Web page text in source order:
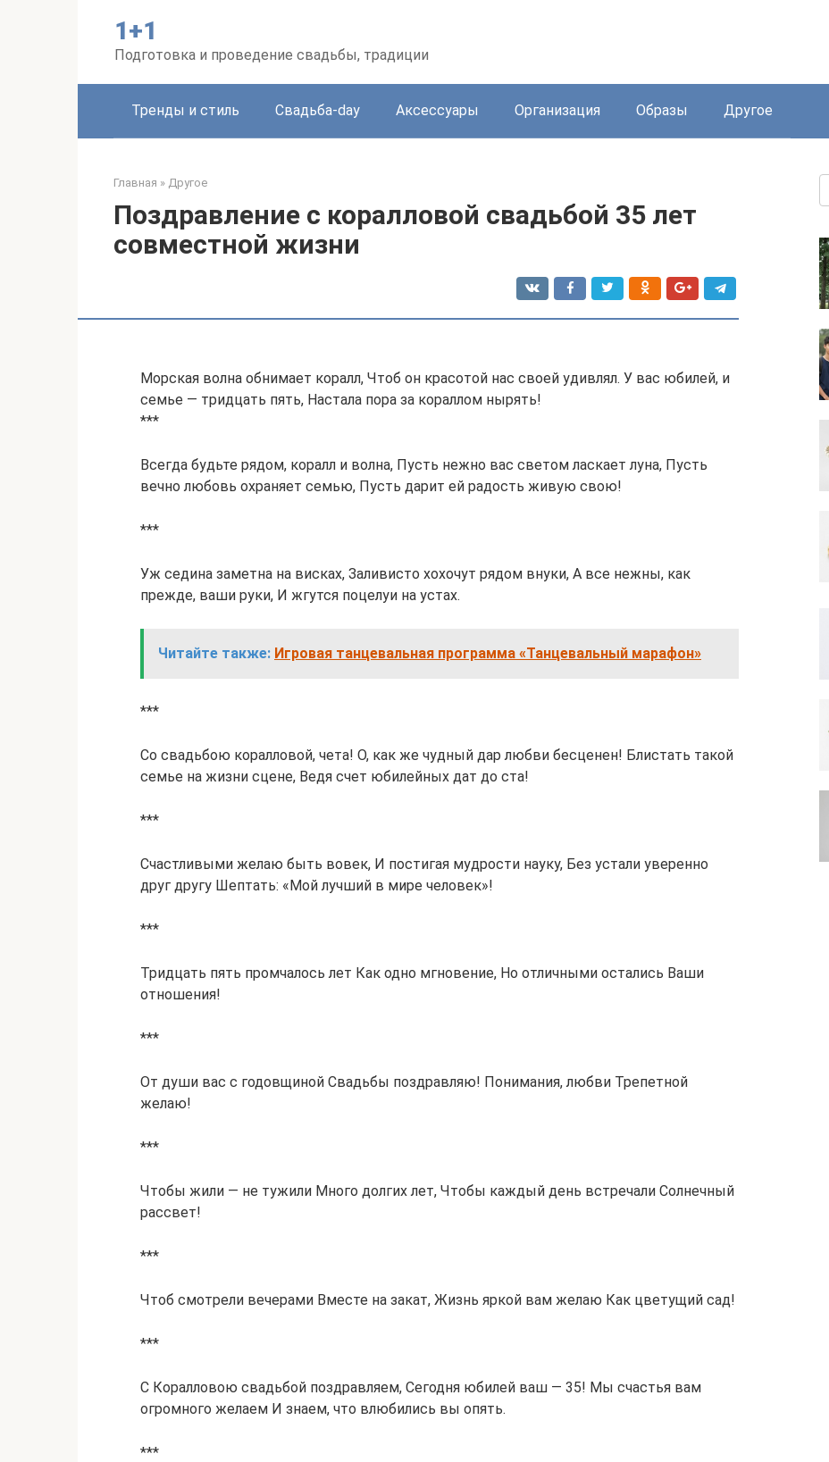
1+1
Подготовка и проведение свадьбы, традиции
Тренды и стиль Свадьба-day Аксессуары Организация Образы Другое
Главная » Другое
Поздравление с коралловой свадьбой 35 лет
совместной жизни
Морская волна обнимает коралл, Чтоб он красотой нас своей удивлял. У вас юбилей, и
семье — тридцать пять, Настала пора за кораллом нырять!
***
Всегда будьте рядом, коралл и волна, Пусть нежно вас светом ласкает луна, Пусть
вечно любовь охраняет семью, Пусть дарит ей радость живую свою!
***
Уж седина заметна на висках, Заливисто хохочут рядом внуки, А все нежны, как
прежде, ваши руки, И жгутся поцелуи на устах.
Читайте также: Игровая танцевальная программа «Танцевальный марафон»
***
Со свадьбою коралловой, чета! О, как же чудный дар любви бесценен! Блистать такой
семье на жизни сцене, Ведя счет юбилейных дат до ста!
***
Счастливыми желаю быть вовек, И постигая мудрости науку, Без устали уверенно
друг другу Шептать: «Мой лучший в мире человек»!
***
Тридцать пять промчалось лет Как одно мгновение, Но отличными остались Ваши
отношения!
***
От души вас с годовщиной Свадьбы поздравляю! Понимания, любви Трепетной
желаю!
***
Чтобы жили — не тужили Много долгих лет, Чтобы каждый день встречали Солнечный
рассвет!
***
Чтоб смотрели вечерами Вместе на закат, Жизнь яркой вам желаю Как цветущий сад!
***
С Коралловою свадьбой поздравляем, Сегодня юбилей ваш — 35! Мы счастья вам
огромного желаем И знаем, что влюбились вы опять.
***